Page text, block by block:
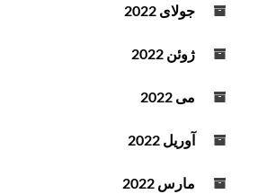
جولای 2022
ژوئن 2022
می 2022
آوریل 2022
مارس 2022